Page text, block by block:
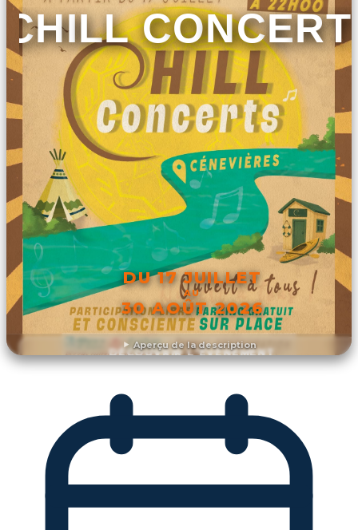
Aperçu de la description
CHILL
DU 17 JUILLET
AU
30 AOÛT 2026
DÉCOUVRIR L'ÉVÉNEMENT